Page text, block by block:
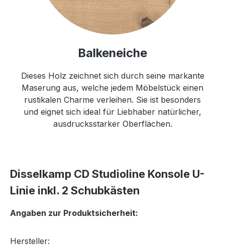
Balkeneiche
Dieses Holz zeichnet sich durch seine markante
Maserung aus, welche jedem Möbelstück einen
rustikalen Charme verleihen. Sie ist besonders
und eignet sich ideal für Liebhaber natürlicher,
ausdrucksstarker Oberflächen.
Disselkamp CD Studioline Konsole U-
Linie inkl. 2 Schubkästen
Angaben zur Produktsicherheit:
Hersteller: